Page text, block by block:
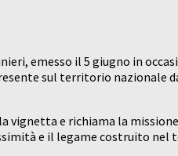
emesso il 5 giugno in
sul territorio nazionale
vignetta e richiama la
e il legame costruito